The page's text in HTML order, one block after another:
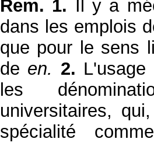
Rem. 1. Il y a
dans les emplois
que pour le sens
de en. 2.
les
universitaires,
spécialité